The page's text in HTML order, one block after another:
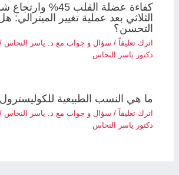
كفاءة عضلة القلب 45%
الثلاثي بعد عملية تغيير الميترالي:
التحسن؟
اترك تعليقاً / سؤال و جواب مع د. ياسر النحاس
دكتور ياسر النحاس
ما هي النسب الطبيعية
اترك تعليقاً / سؤال و جواب مع د. ياسر النحاس
دكتور ياسر النحاس